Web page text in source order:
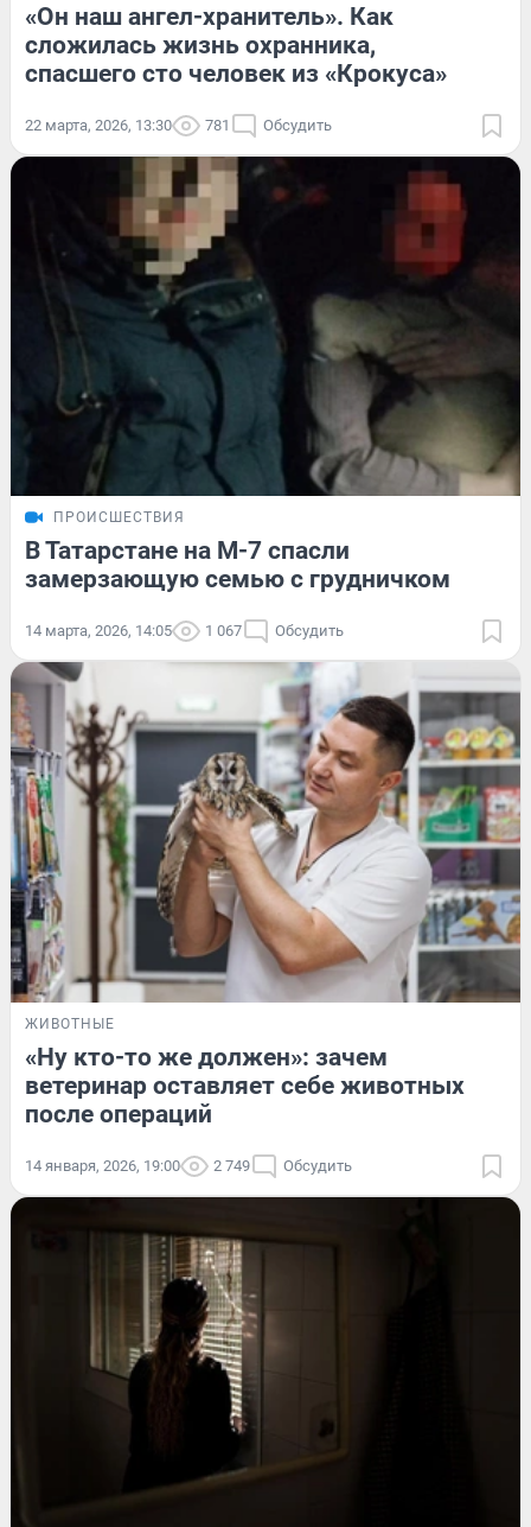
«Он наш ангел-хранитель». Как
сложилась жизнь охранника,
спасшего сто человек из «Крокуса»
22 марта, 2026, 13:30 781 Обсудить
ПРОИСШЕСТВИЯ
В Татарстане на М-7 спасли
замерзающую семью с грудничком
14 марта, 2026, 14:05 1 067 Обсудить
ЖИВОТНЫЕ
«Ну кто-то же должен»: зачем
ветеринар оставляет себе животных
после операций
14 января, 2026, 19:00 2 749 Обсудить